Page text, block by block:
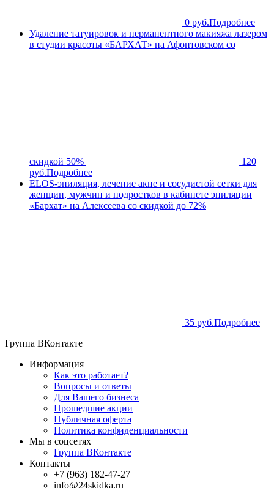
0 руб.Подробнее
Удаление татуировок и перманентного макияжа лазером
в студии красоты «БАРХАТ» на Афонтовском со
скидкой 50%
120
руб.Подробнее
ELOS-эпиляция, лечение акне и сосудистой сетки для
женщин, мужчин и подростков в кабинете эпиляции
«Бархат» на Алексеева со скидкой до 72%
35 руб.Подробнее
Группа ВКонтакте
Информация
Как это работает?
Вопросы и ответы
Для Вашего бизнеса
Прошедшие акции
Публичная оферта
Политика конфиденциальности
Мы в соцсетях
Группа ВКонтакте
Контакты
+7 (963) 182-47-27
info@24skidka.ru